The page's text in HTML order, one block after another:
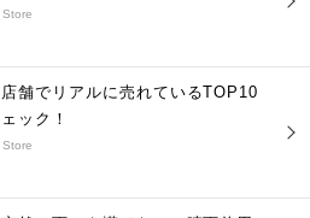
Store
舗でリアルに売れているTOP10
ック！
Store